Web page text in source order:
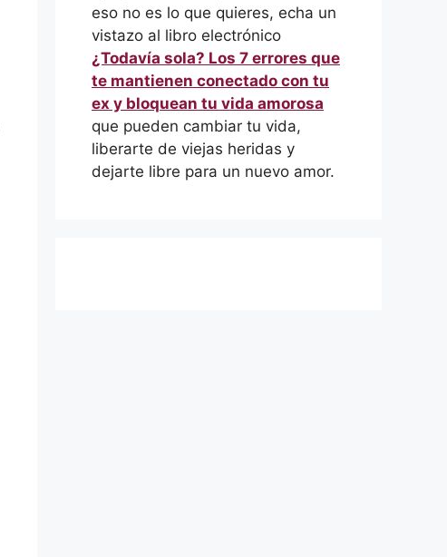
eso no es lo que quieres, echa un
vistazo al libro electrónico
¿Todavía sola? Los 7 errores que
te mantienen conectado con tu
ex y bloquean tu vida amorosa
que pueden cambiar tu vida,
liberarte de viejas heridas y
dejarte libre para un nuevo amor.